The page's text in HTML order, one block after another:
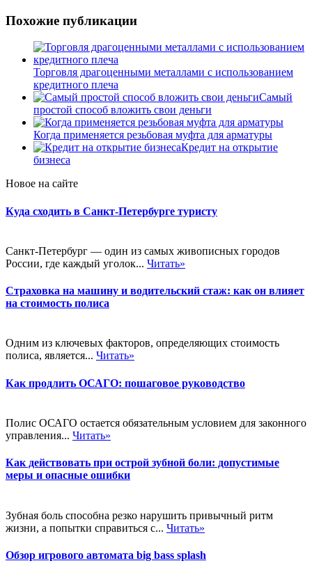
Похожие публикации
Торговля драгоценными металлами с использованием
кредитного плеча
Самый
простой способ вложить свои деньги
Когда применяется резьбовая муфта для арматуры
Кредит на открытие
бизнеса
Новое на сайте
Куда сходить в Санкт-Петербурге туристу
Санкт-Петербург — один из самых живописных городов
России, где каждый уголок... Читать»
Страховка на машину и водительский стаж: как он влияет
на стоимость полиса
Одним из ключевых факторов, определяющих стоимость
полиса, является... Читать»
Как продлить ОСАГО: пошаговое руководство
Полис ОСАГО остается обязательным условием для законного
управления... Читать»
Как действовать при острой зубной боли: допустимые
меры и опасные ошибки
Зубная боль способна резко нарушить привычный ритм
жизни, а попытки справиться с... Читать»
Обзор игрового автомата big bass splash